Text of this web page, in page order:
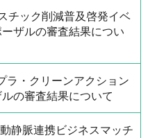
チック削減普及啓発イベ
ザルの審査結果につい
ラ・クリーンアクション
の審査結果について
静脈連携ビジネスマッチ